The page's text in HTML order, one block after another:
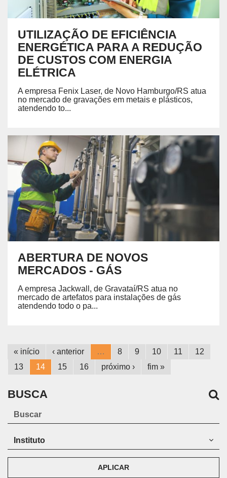
UTILIZAÇÃO DE EFICIÊNCIA
ENERGÉTICA PARA A REDUÇÃO
DE CUSTOS COM ENERGIA
ELÉTRICA
A empresa Fenix Laser, de Novo Hamburgo/RS atua
no mercado de gravações em metais e plásticos,
atendendo to...
ABERTURA DE NOVOS
MERCADOS - GÁS
A empresa Jackwall, de Gravataí/RS atua no
mercado de artefatos para instalações de gás
atendendo todo o pa...
« início ‹ anterior … 8 9 10 11
12
13
14 15 16 próximo › fim »
BUSCA
APLICAR